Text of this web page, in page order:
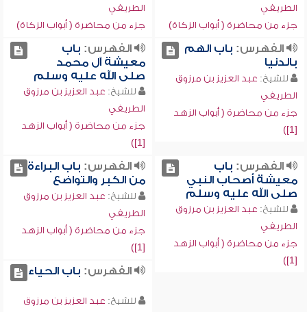
الطريفي
جزء من محاضرة ( أبواب الزكاة)
الطريفي
جزء من محاضرة ( أبواب الزكاة)
الفهرس: باب الهم
بالدنيا
للشيخ: عبد العزيز بن مرزوق
الطريفي
جزء من محاضرة ( أبواب الزهد
[1])
الفهرس: باب
معيشة آل محمد
صلى الله عليه وسلم
للشيخ: عبد العزيز بن مرزوق
الطريفي
جزء من محاضرة ( أبواب الزهد
[1])
الفهرس: باب
معيشة أصحاب النبي
صلى الله عليه وسلم
للشيخ: عبد العزيز بن مرزوق
الطريفي
جزء من محاضرة ( أبواب الزهد
[1])
الفهرس: باب البراءة
من الكبر والتواضع
للشيخ: عبد العزيز بن مرزوق
الطريفي
جزء من محاضرة ( أبواب الزهد
[1])
الفهرس: باب الحياء
للشيخ: عبد العزيز بن مرزوق